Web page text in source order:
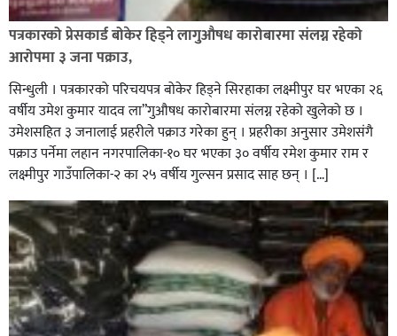
पत्रकारको प्रेसकार्ड बोकेर हिड्ने लागुऔषध कारोबारमा संलग्न रहेको
आरोपमा ३ जना पक्राउ,
सिन्धुली । पत्रकारको परिचयपत्र बोकेर हिड्ने सिरहाका लक्ष्मीपुर घर भएका २६
वर्षीय उमेश कुमार यादव ला”गुऔषध कारोबारमा संलग्न रहेको खुलेको छ ।
उमेशसहित ३ जनालाई प्रहरीले पक्राउ गरेका हुन् । प्रहरीका अनुसार उमेशसंगै
पक्राउ पर्नेमा लहान नगरपालिका-१० घर भएका ३० वर्षीय रमेश कुमार राम र
लक्ष्मीपुर गाउँपालिका-२ का २५ वर्षीय गुल्सन प्रसाद साह छन् । […]